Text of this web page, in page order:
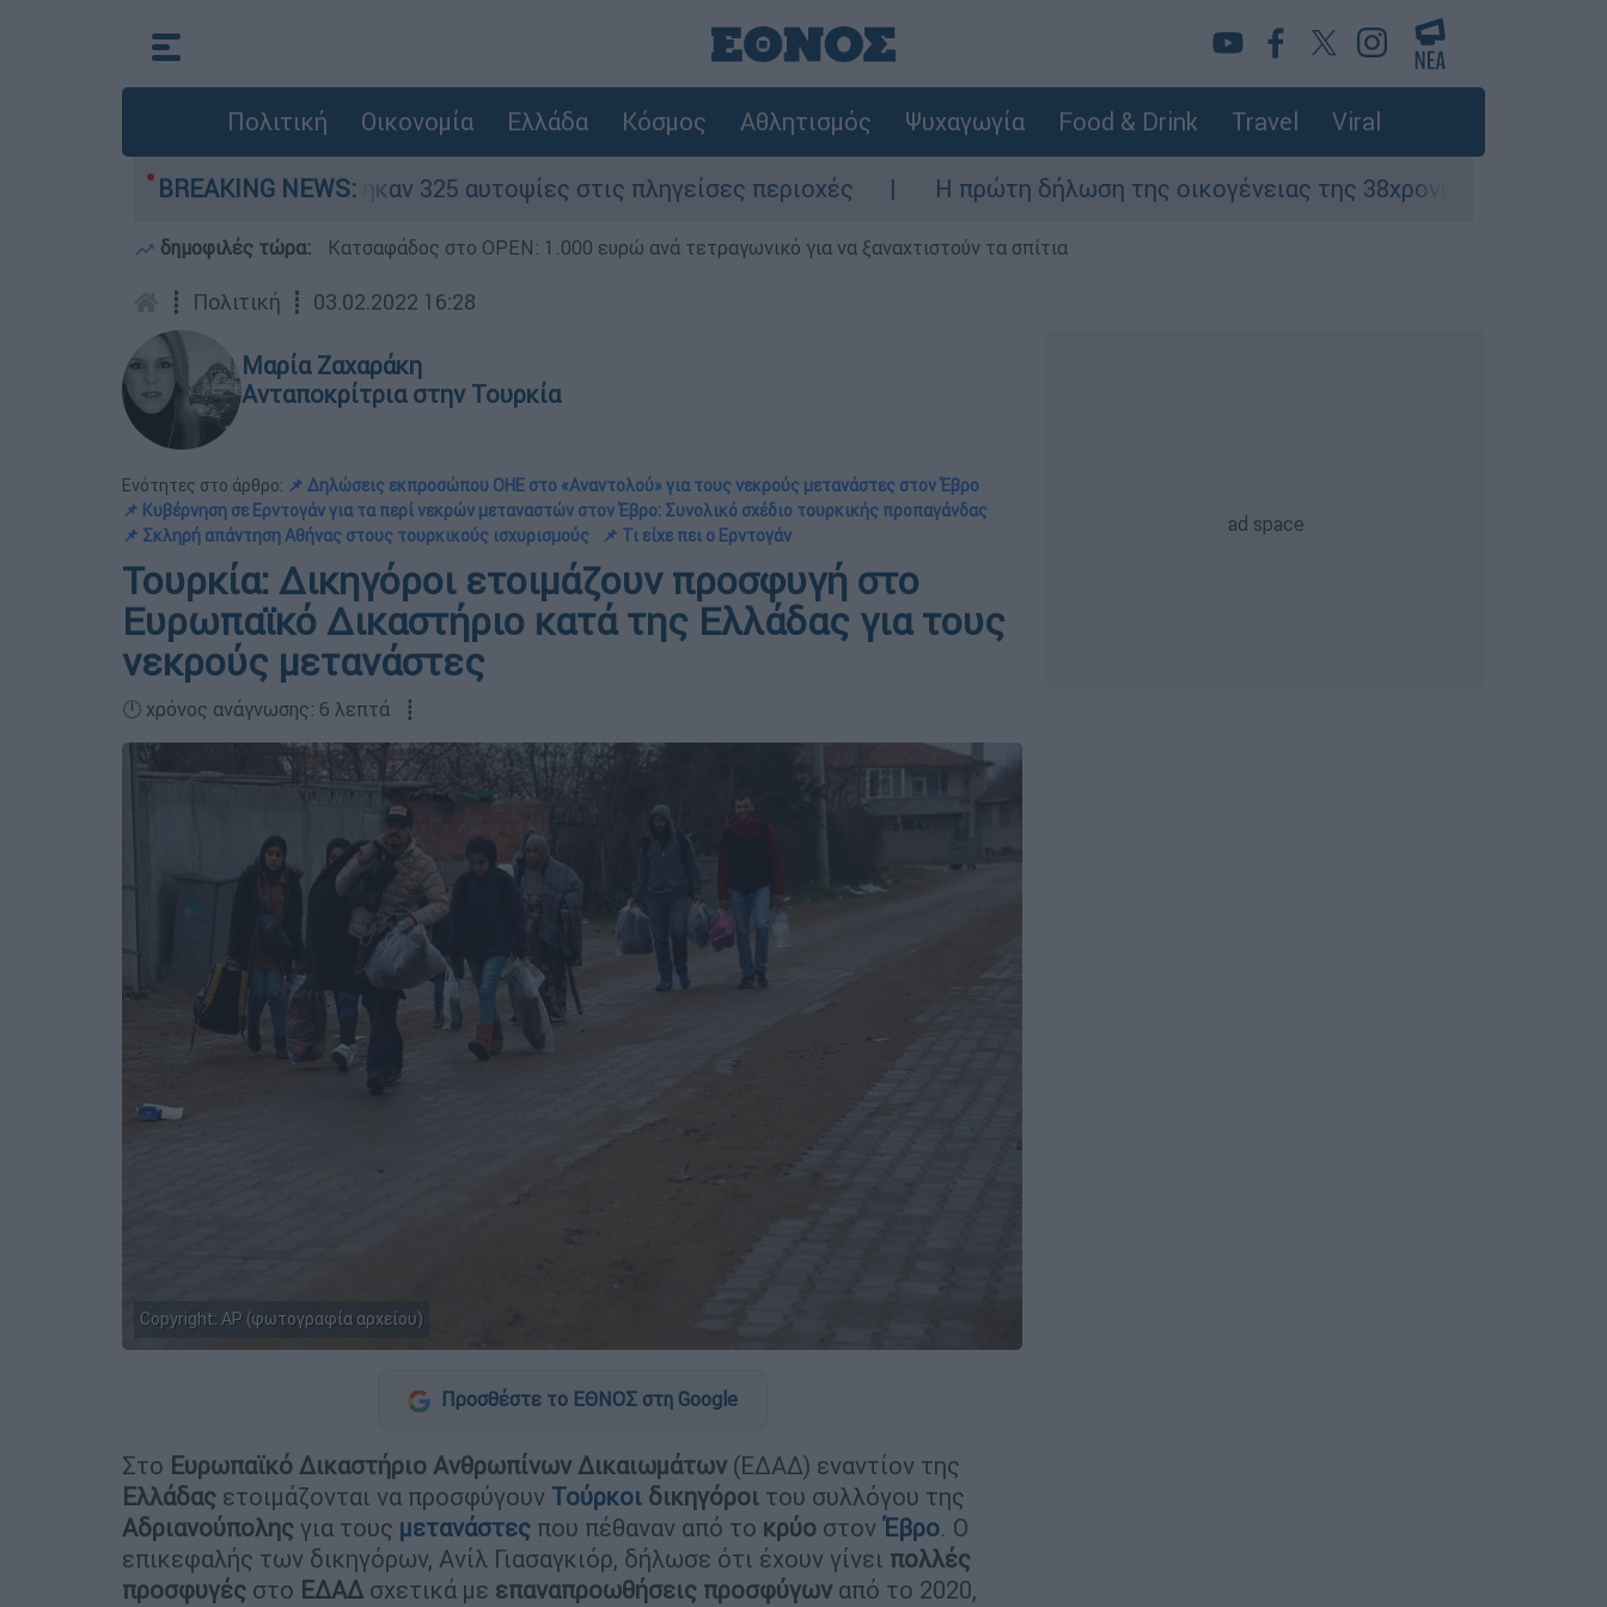
Πολιτική Οικονομία Ελλάδα Κόσμος Αθλητισμός Ψυχαγωγία Food & Drink Travel Viral
BREAKING NEWS:
- Ολοκληρώθηκαν 325 αυτοψίες στις πληγείσες περιοχές Η πρώτη δήλωση της οικογένειας της 38χρονης Βρετανίδας που
δημοφιλές τώρα: Κατσαφάδος στο OPEN: 1.000 ευρώ ανά τετραγωνικό για να ξαναχτιστούν τα σπίτια
┋ Πολιτική ┋ 03.02.2022 16:28
Μαρία Ζαχαράκη
Ανταποκρίτρια στην Τουρκία
Ενότητες στο άρθρο: 📌 Δηλώσεις εκπροσώπου ΟΗΕ στο «Αναντολού» για τους νεκρούς μετανάστες στον Έβρο
📌 Κυβέρνηση σε Ερντογάν για τα περί νεκρών μεταναστών στον Έβρο: Συνολικό σχέδιο τουρκικής προπαγάνδας
📌 Σκληρή απάντηση Αθήνας στους τουρκικούς ισχυρισμούς
📌 Τι είχε πει ο Ερντογάν
Τουρκία: Δικηγόροι ετοιμάζουν προσφυγή στο
Ευρωπαϊκό Δικαστήριο κατά της Ελλάδας για τους
νεκρούς μετανάστες
🕛 χρόνος ανάγνωσης: 6 λεπτά ┋
Copyright: AP (φωτογραφία αρχείου)
Προσθέστε το ΕΘΝΟΣ στη Google
Στο Ευρωπαϊκό Δικαστήριο Ανθρωπίνων Δικαιωμάτων (ΕΔΑΔ) εναντίον της
Ελλάδας ετοιμάζονται να προσφύγουν Τούρκοι δικηγόροι του συλλόγου της
Αδριανούπολης για τους μετανάστες που πέθαναν από το κρύο στον Έβρο. Ο
επικεφαλής των δικηγόρων, Ανίλ Γιασαγκιόρ, δήλωσε ότι έχουν γίνει πολλές
προσφυγές στο ΕΔΑΔ σχετικά με επαναπροωθήσεις προσφύγων από το 2020,